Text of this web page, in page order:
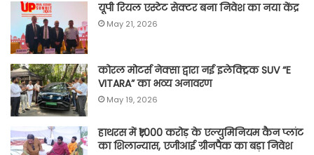
यूपी रियल एस्टेट सेक्टर बना निवेश का नया केंद्र
May 21, 2026
कोरल मोटर्स नेक्सा द्वारा नई इलेक्ट्रिक SUV “E
VITARA” का भव्य अनावरण
May 19, 2026
हाथरस में ₹1,000 करोड़ के एल्युमिनियम कैन प्लांट
का शिलान्यास, एजीआई ग्रीनपैक का बड़ा निवेश